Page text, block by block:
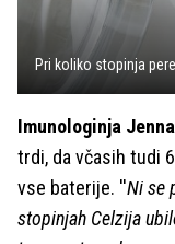
Pri koliko stopinja
Imunologinja
trdi, da včasih tudi
vse baterije. ''Ni se
stopinjah Celzija